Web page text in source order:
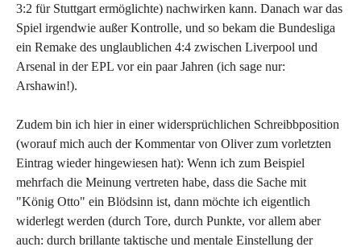
3:2 für Stuttgart ermöglichte) nachwirken kann. Danach war das
Spiel irgendwie außer Kontrolle, und so bekam die Bundesliga
ein Remake des unglaublichen 4:4 zwischen Liverpool und
Arsenal in der EPL vor ein paar Jahren (ich sage nur:
Arshawin!).
Zudem bin ich hier in einer widersprüchlichen Schreibbposition
(worauf mich auch der Kommentar von Oliver zum vorletzten
Eintrag wieder hingewiesen hat): Wenn ich zum Beispiel
mehrfach die Meinung vertreten habe, dass die Sache mit
"König Otto" ein Blödsinn ist, dann möchte ich eigentlich
widerlegt werden (durch Tore, durch Punkte, vor allem aber
auch: durch brillante taktische und mentale Einstellung der